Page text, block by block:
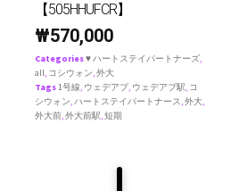
【505HHUFCR】
₩570,000
Categories♥ ハートステイパートナーズ,
all, コシウォン,外大
Tags1号線, ウェデアプ, ウェデアプ駅, コ
シウォン,ハートステイパートナース,外大,
外大前,外大前駅,短期